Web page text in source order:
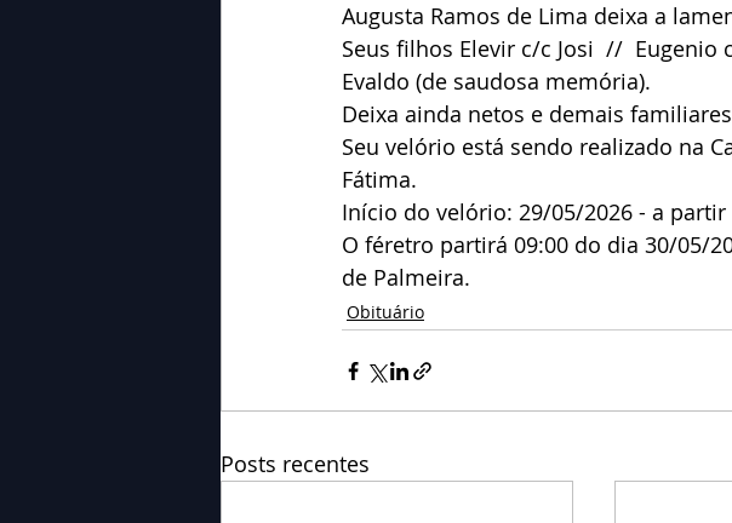
Augusta Ramos de Lima deixa a
Seus filhos Elevir c/c Josi  //  Eugenio
Evaldo (de saudosa memória).
Deixa ainda netos e demais familiares
Seu velório está sendo realizado na
Fátima.
Início do velório: 29/05/2026 - a partir
O féretro partirá 09:00 do dia 30/05/
de Palmeira.
Obituário
Posts recentes